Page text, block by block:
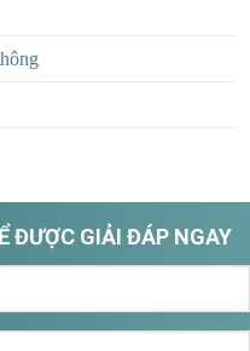
ĐƯỢC GIẢI ĐÁP NGAY